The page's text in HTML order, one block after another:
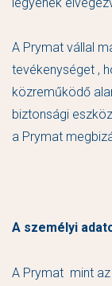
A Prymat vállal
tevékenységet ,
közreműködő
biztonsági
a Prymat
A személyi
A Prymat mint